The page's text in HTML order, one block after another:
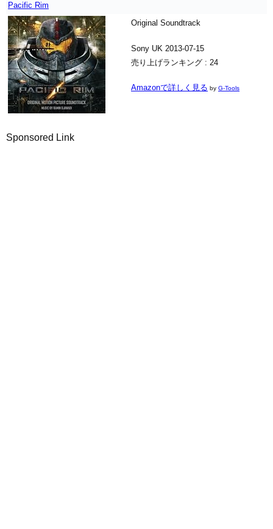
Pacific Rim
Original Soundtrack
Sony UK 2013-07-15
売り上げランキング : 24
Amazonで詳しく見る by G-Tools
Sponsored Link